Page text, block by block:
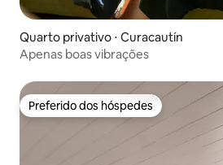
Quarto privativo ⋅ Curacautín
Apenas boas vibrações
Preferido dos hóspedes
Preferido dos hóspedes